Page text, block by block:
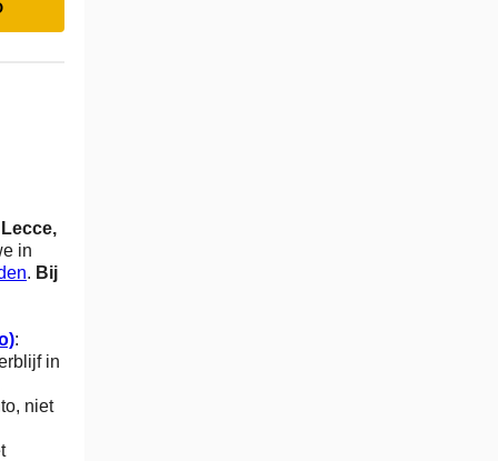
Lecce,
in
. Bij
:
in
niet